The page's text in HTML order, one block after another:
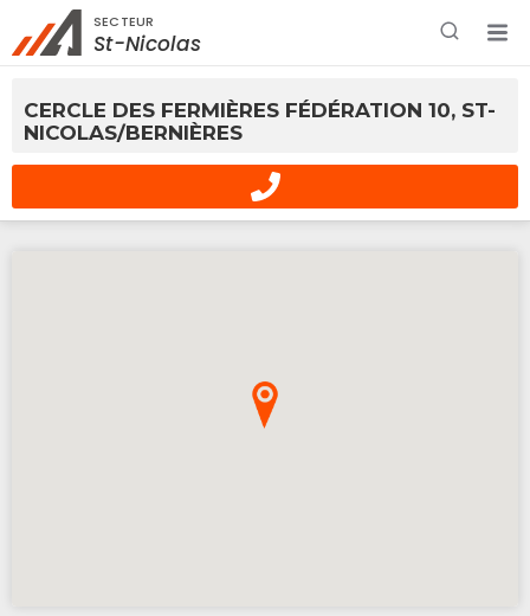
Rechercher à proximité - Entreprise / Rabais /
Services
SECTEUR
St-Nicolas
CERCLE DES FERMIÈRES FÉDÉRATION 10, ST-
NICOLAS/BERNIÈRES